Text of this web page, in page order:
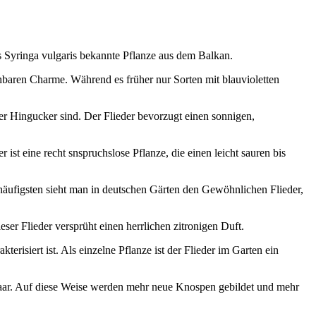
vulgaris bekannte Pflanze aus dem Balkan.
Charme. Während es früher nur Sorten mit blauvioletten
Hingucker sind. Der Flieder bevorzugt einen sonnigen,
eine recht snspruchslose Pflanze, die einen leicht sauren bis
sieht man in deutschen Gärten den Gewöhnlichen Flieder,
Flieder versprüht einen herrlichen zitronigen Duft.
ist. Als einzelne Pflanze ist der Flieder im Garten ein
Auf diese Weise werden mehr neue Knospen gebildet und mehr